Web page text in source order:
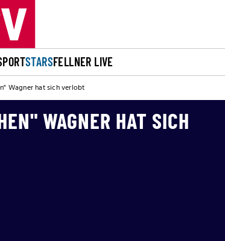
STARSFELLNER LIVE
Wagner hat sich verlobt
WAGNER HAT SICH